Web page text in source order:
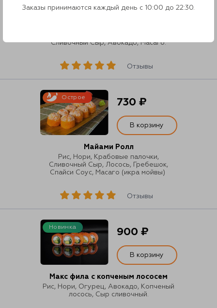
Заказы принимаются каждый день с 10:00 до 22:30.
Отзывы
Сливочный Сыр, Авокадо, Масаго.
В корзину
Острое
Отзывы
Майами Ролл
Рис, Нори, Крабовые палочки,
Сливочный Сыр, Лосось, Гребешок,
Спайси Соус, Масаго (икра мойвы)
730 ₽
В корзину
Новинка
Макс фила с копченым лососем
Рис, Нори, Огурец, Авокадо, Копченый
лосось, Сыр сливочный.
900 ₽
В корзину